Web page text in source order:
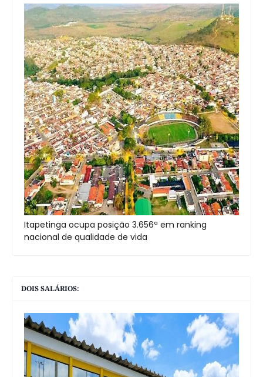
Itapetinga ocupa posição 3.656ª em ranking
nacional de qualidade de vida
DOIS SALÁRIOS: